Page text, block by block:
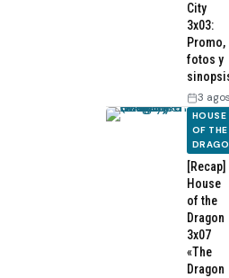
City
3x03:
Promo,
fotos y
3
HOUSE
OF THE
[Recap]
House
of the
Dragon
3x07
«The
Dragon